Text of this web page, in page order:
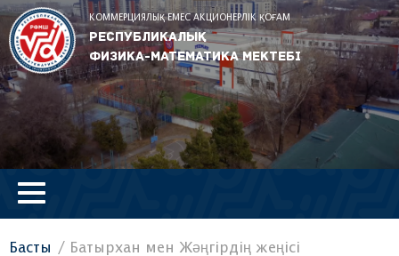
КОММЕРЦИЯЛЫҚ ЕМЕС АКЦИОНЕРЛІК ҚОҒАМ
Республикалық
физика-математика мектебі
Басты Батырхан мен Жәңгірдің жеңісі